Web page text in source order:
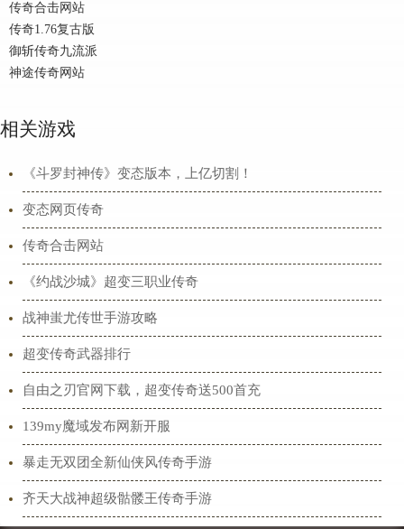
传奇合击网站
传奇1.76复古版
御斩传奇九流派
神途传奇网站
相关游戏
《斗罗封神传》变态版本，上亿切割！
变态网页传奇
传奇合击网站
《约战沙城》超变三职业传奇
战神蚩尤传世手游攻略
超变传奇武器排行
自由之刃官网下载，超变传奇送500首充
139my魔域发布网新开服
暴走无双团全新仙侠风传奇手游
齐天大战神超级骷髅王传奇手游